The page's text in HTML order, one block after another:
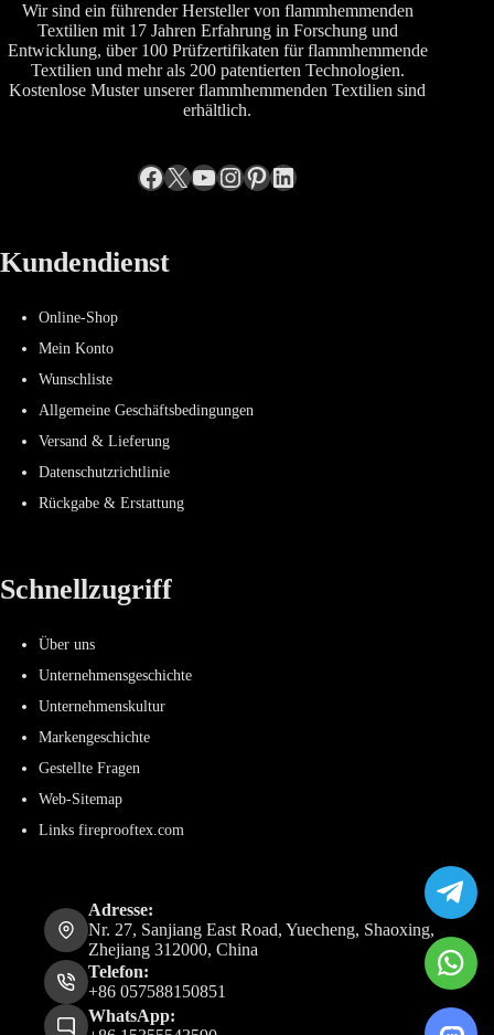
Wir sind ein führender Hersteller von flammhemmenden
Textilien mit 17 Jahren Erfahrung in Forschung und
Entwicklung, über 100 Prüfzertifikaten für flammhemmende
Textilien und mehr als 200 patentierten Technologien.
Kostenlose Muster unserer flammhemmenden Textilien sind
erhältlich.
Facebook
X YouTube
Instagram
Pinterest
LinkedIn
Kundendienst
Online-Shop
Mein Konto
Wunschliste
Allgemeine Geschäftsbedingungen
Versand & Lieferung
Datenschutzrichtlinie
Rückgabe & Erstattung
Schnellzugriff
Über uns
Unternehmensgeschichte
Unternehmenskultur
Markengeschichte
Gestellte Fragen
Web-Sitemap
Links fireprooftex.com
Adresse:
Nr. 27, Sanjiang East Road, Yuecheng, Shaoxing,
Zhejiang 312000, China
Telefon:
+86 057588150851
WhatsApp: